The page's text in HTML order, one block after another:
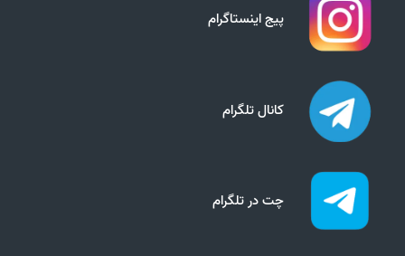
پیج اینستاگرام
کانال تلگرام
چت در تلگرام